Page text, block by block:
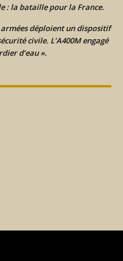
: la bataille pour la France.
armées déploient un dispositif
civile. L’A400M engagé
d’eau ».